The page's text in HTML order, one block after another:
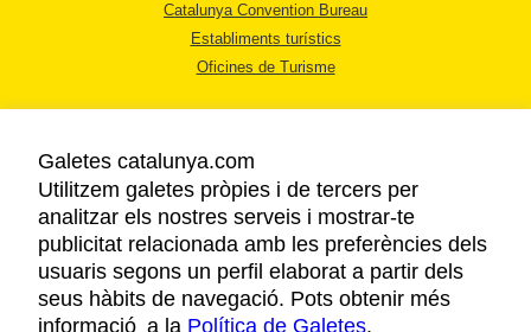
Catalunya Convention Bureau
Establiments turístics
Oficines de Turisme
AVÍS LEGAL
POLÍTICA DE PRIVACITAT
COOKIES
ACCESSIBILITAT
Galetes catalunya.com
Utilitzem galetes pròpies i de tercers per
analitzar els nostres serveis i mostrar-te
publicitat relacionada amb les preferències dels
usuaris segons un perfil elaborat a partir dels
seus hàbits de navegació. Pots obtenir més
informació a la Política de Galetes.